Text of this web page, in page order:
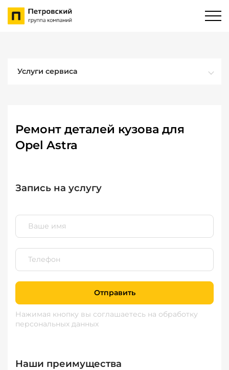
Услуги сервиса
Ремонт деталей кузова для
Opel Astra
Запись на услугу
Отправить
Нажимая кнопку вы соглашаетесь на обработку
персональных данных
Наши преимущества